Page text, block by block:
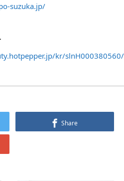
suzuka.jp/
kr/slnH000380560/
Share